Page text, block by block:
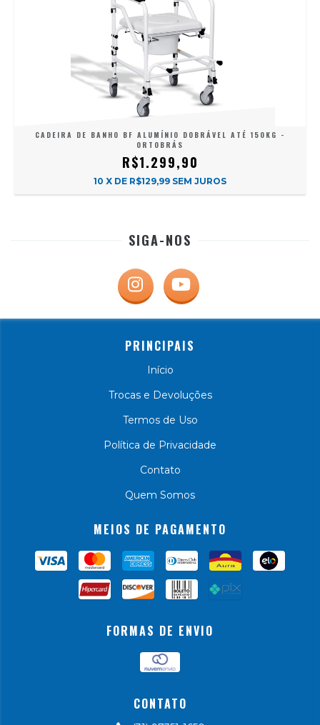
CADEIRA DE BANHO BF ALUMÍNIO DOBRÁVEL ATÉ 150KG -
ORTOBRÁS
R$1.299,90
10 X DE R$129,99 SEM JUROS
SIGA-NOS
PRINCIPAIS
Início
Trocas e Devoluções
Termos de Uso
Política de Privacidade
Contato
Quem Somos
MEIOS DE PAGAMENTO
FORMAS DE ENVIO
CONTATO